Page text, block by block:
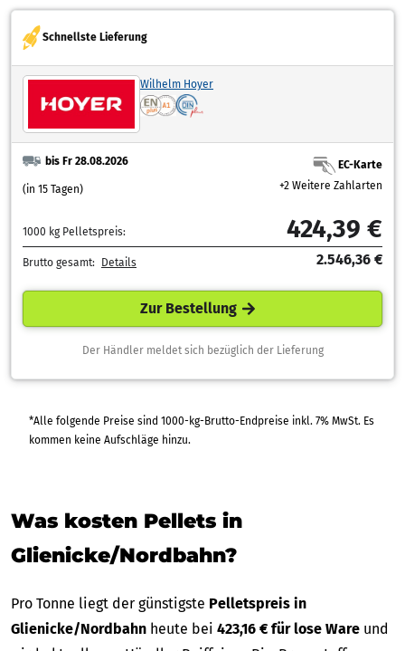
Schnellste Lieferung
Wilhelm Hoyer
bis Fr 28.08.2026
(in 15 Tagen)
EC-Karte
+2 Weitere Zahlarten
1000 kg Pelletspreis: 424,39 €
Brutto gesamt: Details 2.546,36 €
Zur Bestellung
Der Händler meldet sich bezüglich der Lieferung
*Alle folgende Preise sind 1000-kg-Brutto-Endpreise inkl. 7% MwSt. Es
kommen keine Aufschläge hinzu.
Was kosten Pellets in
Glienicke/Nordbahn?
Pro Tonne liegt der günstigste Pelletspreis in
Glienicke/Nordbahn heute bei 423,16 € für lose Ware und